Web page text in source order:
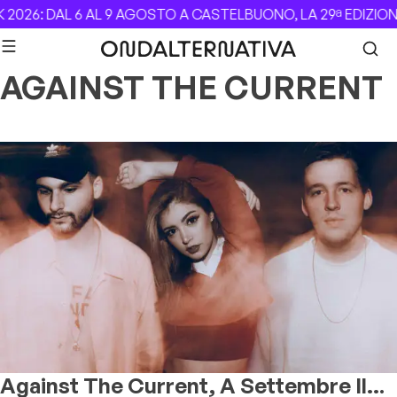
Skip to content
DAL 6 AL 9 AGOSTO A CASTELBUONO, LA 29ª
AGAINST THE CURRENT
Against The Current, A Settembre Il